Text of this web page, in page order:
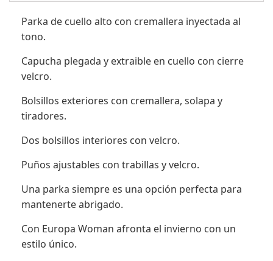
Parka de cuello alto con cremallera inyectada al
tono.
Capucha plegada y extraible en cuello con cierre
velcro.
Bolsillos exteriores con cremallera, solapa y
tiradores.
Dos bolsillos interiores con velcro.
Puños ajustables con trabillas y velcro.
Una parka siempre es una opción perfecta para
mantenerte abrigado.
Con Europa Woman afronta el invierno con un
estilo único.